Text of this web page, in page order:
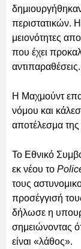
περιστατικών.
μειονότητες
που έχει
αντιπαραθέσεις.
Η Μαχμούντ
νόμου και
αποτέλεσμα της
Το Εθνικό
εκ νέου το
τους
προσέγγισή
δήλωσε η
σημειώνοντας
είναι «λάθος».